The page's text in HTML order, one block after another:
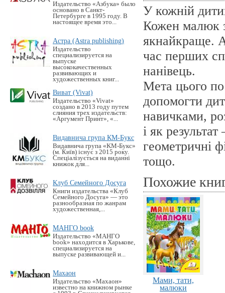
Издательство «Азбука» было
основано в Санкт-
Петербурге в 1995 году. В
настоящее время это...
Астра (Astra publishing)
Издательство
специализируется на
выпуске
высококачественных
развивающих и
художественных книг...
Виват (Vivat)
Издательство «Vivat»
создано в 2013 году путем
слияния трех издательств:
«Аргумент Принт», «...
Видавнича група КМ-Букс
Видавнича група «KM-Букс»
(м. Київ) існує з 2015 року.
Спеціалізується на виданні
книжок для...
Клуб Семейного Досуга
Книги издательства «Клуб
Семейного Досуга» — это
разнообразная по жанрам
художественная,...
МАНГО book
Издательство «MАНГО
book» находится в Харькове,
специализируется на
выпуске развивающей и...
Махаон
Издательство «Махаон»
известно на книжном рынке
У кожній
Кожен малюк
якнайкраще.
час перших
нанівець.
Мета цього
допомогти
навичками,
і як
геометричні
тощо.
Похожие
Мами, тати,
малюки